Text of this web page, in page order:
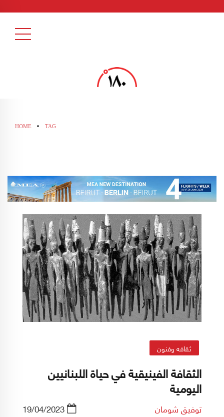
HOME TAG
ثقافه وفنون
الثقافة الفينيقية في حياة اللبنانيين
اليومية
توفيق شومان 19/04/2023